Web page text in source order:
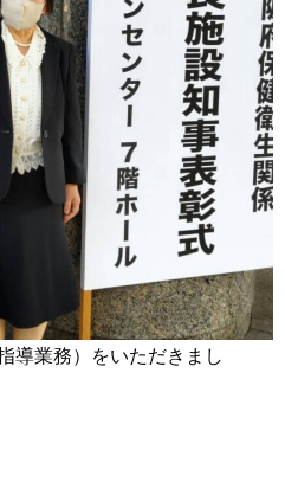
導業務）をいただきまし